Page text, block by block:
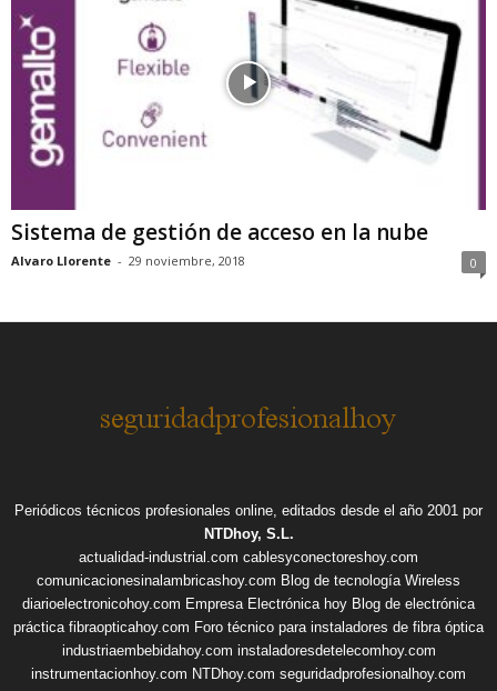
Sistema de gestión de acceso en la nube
Alvaro Llorente - 29 noviembre, 2018 0
Periódicos técnicos profesionales online, editados desde el año 2001 por
NTDhoy, S.L.
actualidad-industrial.com cablesyconectoreshoy.com
comunicacionesinalambricashoy.com Blog de tecnología Wireless
diarioelectronicohoy.com Empresa Electrónica hoy Blog de electrónica
práctica fibraopticahoy.com Foro técnico para instaladores de fibra óptica
industriaembebidahoy.com instaladoresdetelecomhoy.com
instrumentacionhoy.com NTDhoy.com seguridadprofesionalhoy.com